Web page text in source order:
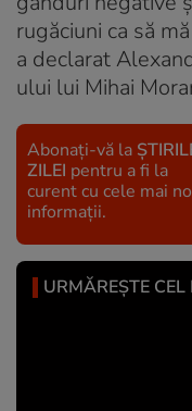
rugăciuni ca să
a declarat
ului lui Mihai
Abonați-vă la
ZILEI pentru a fi la
curent cu cele mai
informații.
URMĂREȘTE